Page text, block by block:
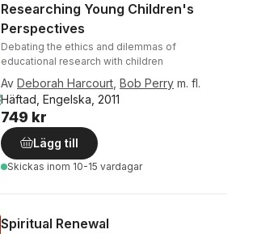
Researching Young Children's
Perspectives
Debating the ethics and dilemmas of
educational research with children
Av Deborah Harcourt Bob Perry m. fl.
Häftad, Engelska, 2011
749 kr
Lägg till
Skickas inom 10-15 vardagar
Spiritual Renewal